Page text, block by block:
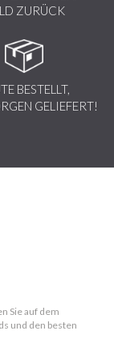
ZURÜCK
BESTELLT,
GELIEFERT!
Sie auf dem
und den besten